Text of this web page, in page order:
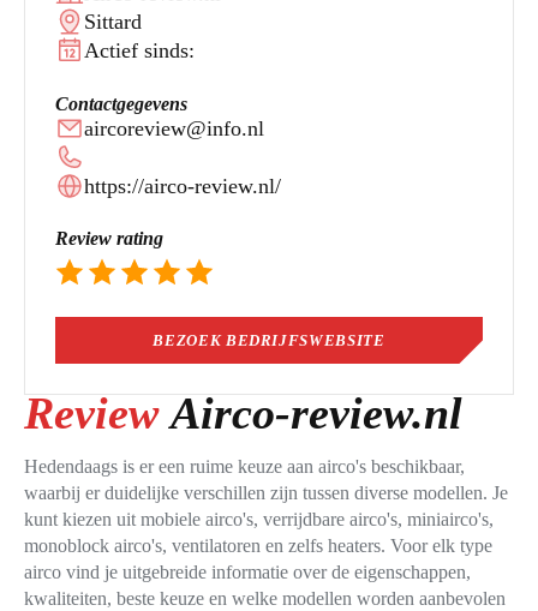
Sittard
Actief sinds:
Contactgegevens
aircoreview@info.nl
https://airco-review.nl/
Review rating
BEZOEK BEDRIJFSWEBSITE
Review Airco-review.nl
Hedendaags is er een ruime keuze aan airco's beschikbaar,
waarbij er duidelijke verschillen zijn tussen diverse modellen. Je
kunt kiezen uit mobiele airco's, verrijdbare airco's, miniairco's,
monoblock airco's, ventilatoren en zelfs heaters. Voor elk type
airco vind je uitgebreide informatie over de eigenschappen,
kwaliteiten, beste keuze en welke modellen worden aanbevolen